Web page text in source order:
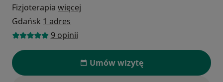
Fizjoterapia więcej
Gdańsk 1 adres
9 opinii
Umów wizytę